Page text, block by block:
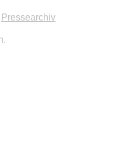
Pressearchiv